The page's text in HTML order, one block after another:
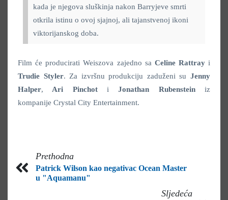
kada je njegova sluškinja nakon Barryjeve smrti
otkrila istinu o ovoj sjajnoj, ali tajanstvenoj ikoni
viktorijanskog doba.
Film će producirati Weiszova zajedno sa Celine Rattrayi
Trudie Styler. Za izvršnu produkciju zaduženi suJenny
Halper, Ari PinchotiJonathan Rubensteiniz
kompanije Crystal City Entertainment.
Prethodna
Patrick Wilson kao negativac Ocean Master
u "Aquamanu"
Sljedeća